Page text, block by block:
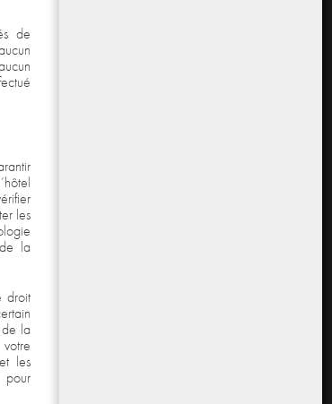
de
les
la
droit
de la
les
pour